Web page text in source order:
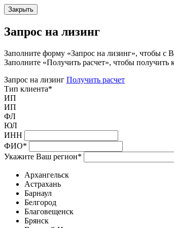
Закрыть
Запрос на лизинг
Заполните форму «Запрос на лизинг», чтобы с
Заполните «Получить расчет», чтобы
Запрос на лизинг Получить расчет
Тип клиента*
ИП
ИП
ФЛ
ЮЛ
ИНН
ФИО*
Укажите Ваш регион*
Архангельск
Астрахань
Барнаул
Белгород
Благовещенск
Брянск